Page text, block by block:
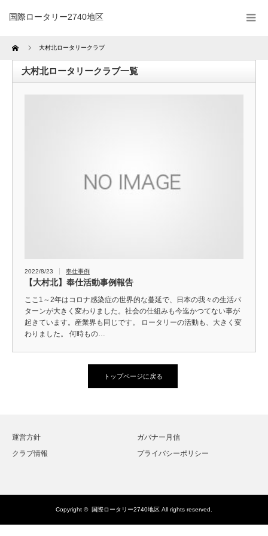
国際ロータリー2740地区
Home 大村北ロータリークラブ
大村北ロータリークラブ一覧
2022/8/23 奉仕事例
【大村北】奉仕活動事例報告
ここ1～2年はコロナ感染症の世界的な蔓延で、日本の我々の生活パ
ターンが大きく変わりました。社会の仕組みも今迄かつてない事が
起きています。産業界も同じです。 ロータリーの活動も、大きく変
わりました。 何時もの…
トップページに戻る
運営方針
ガバナー月信
クラブ情報
プライバシーポリシー
Copyright © 国際ロータリー2740地区 All rights reserved.